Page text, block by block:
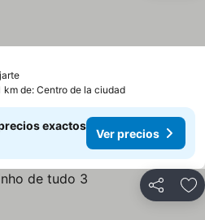
km de: Centro de la ciudad
exactos
Ver precios
Compartir